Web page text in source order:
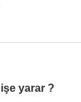
yarar ?